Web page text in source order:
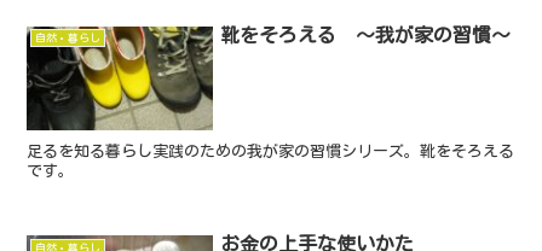
自然・暮らし 靴をそろえる ～我が家の習慣～
足るを知る暮らし実践のための我が家の習慣シリーズ。靴をそろえる
です。
自然・暮らし お金の上手な使いかた